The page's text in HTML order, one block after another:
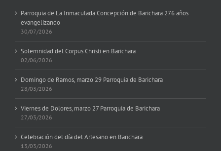
Parroquia de La Inmaculada Concepción de Barichara 276 años
evangelizando
30/07/2026
Solemnidad del Corpus Christi en Barichara
02/06/2026
Domingo de Ramos, marzo 29 Parroquia de Barichara
28/03/2026
Viernes de Dolores, marzo 27 Parroquia de Barichara
27/03/2026
Celebración del día del Artesano en Barichara
13/03/2026